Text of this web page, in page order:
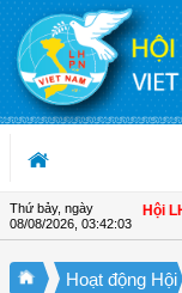
Truy cập nội dung luôn
Thứ bảy, ngày
08/08/2026, 03:42:04
cho hội viên | Hội
Hoạt động Hội